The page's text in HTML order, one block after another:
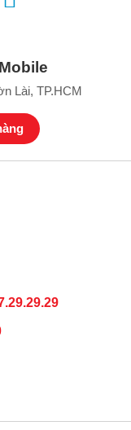
đẹp và sang trọng.
Lài, TP.HCM